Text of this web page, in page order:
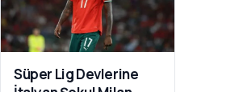
Süper Lig Devlerine